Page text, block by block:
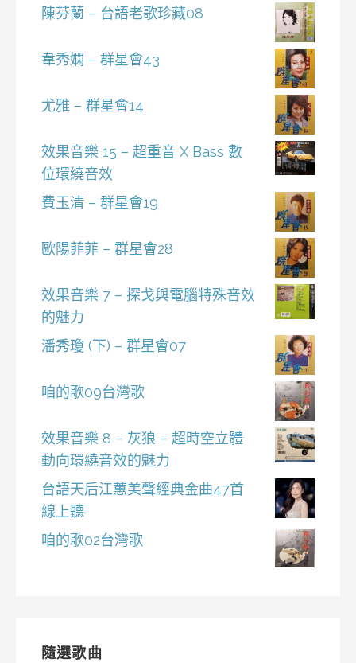
陳芬蘭 – 台語老歌珍藏08
韋秀嫻 – 群星會43
尤雅 – 群星會14
效果音樂 15 – 超重音 X Bass 數
位環繞音效
費玉清 – 群星會19
歐陽菲菲 – 群星會28
效果音樂 7 – 探戈與電腦特殊音效
的魅力
潘秀瓊 (下) – 群星會07
咱的歌09台灣歌
效果音樂 8 – 灰狼 – 超時空立體
動向環繞音效的魅力
台語天后江蕙美聲經典金曲47首
線上聽
咱的歌02台灣歌
隨選歌曲